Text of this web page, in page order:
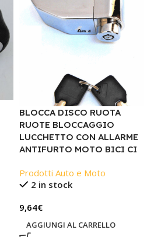
BLOCCA DISCO RUOTA
RUOTE BLOCCAGGIO
LUCCHETTO CON ALLARME
ANTIFURTO MOTO BICI CI
Prodotti Auto e Moto
2 in stock
9,64€
AGGIUNGI AL CARRELLO